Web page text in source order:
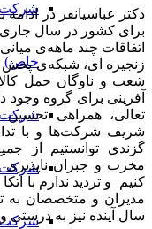
شرکت
خاص)
شرکت
شرکت
شرکت
دکتر عباسیانفر در
برای کشور در سال
اتفاقات چند ماهه‌ی
زنجیره ای، شبکه‌ی
شعب و ناوگان حمل
آفرینی برای گروه وجود
تعالی، همراهی تحسین
شریف شرکت‌ها و با
گزندی توانستیم از
مخرب و جبران ناپذیری
کنیم و تردید ندارم با
مدیران و متخصصان
سال آینده نیز به